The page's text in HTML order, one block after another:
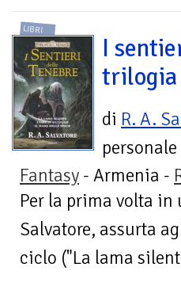
LIBRI
I
trilogia
di R. A.
personale
Fantasy - Armenia -
Per la prima volta
Salvatore, assurta
ciclo ("La lama